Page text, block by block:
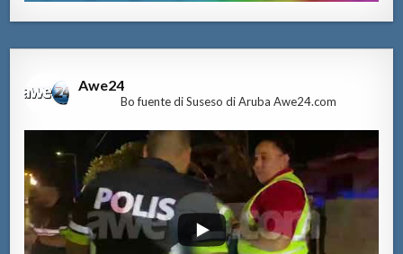
Awe24
Bo fuente di Suseso di Aruba Awe24.com